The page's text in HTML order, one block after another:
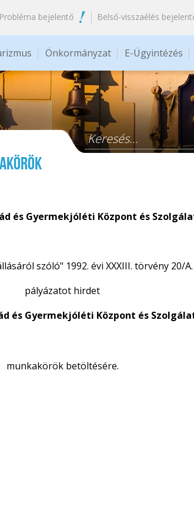
Probléma bejelentő Belső-visszaélés
Önkormányzat E-Ügyintézés
Keresés űrlap
és Gyermekjóléti Központ és
szóló" 1992. évi XXXIII. törvény 20/
pályázatot hirdet
és Gyermekjóléti Központ és
munkakörök betöltésére.